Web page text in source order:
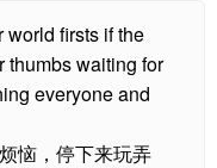
world firsts if the
thumbs waiting for
everyone and
恼，停下来玩弄